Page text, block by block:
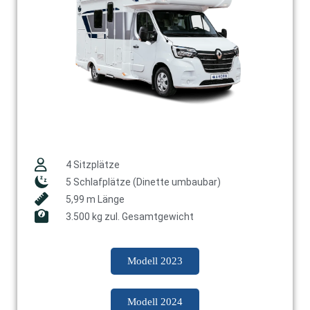
4 Sitzplätze
5 Schlafplätze (Dinette umbaubar)
5,99 m Länge
3.500 kg zul. Gesamtgewicht
Modell 2023
Modell 2024